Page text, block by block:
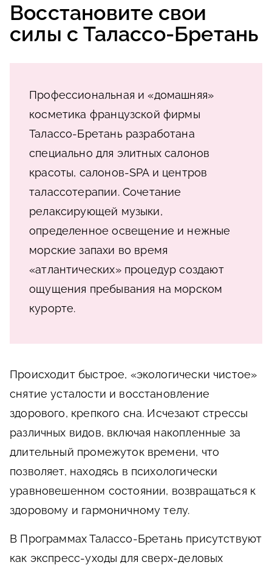
Восстановите свои
силы с Талассо-Бретань
Профессиональная и «домашняя»
косметика французской фирмы
Талассо-Бретань разработана
специально для элитных салонов
красоты, салонов-SPA и центров
талассотерапии. Сочетание
релаксирующей музыки,
определенное освещение и нежные
морские запахи во время
«атлантических» процедур создают
ощущения пребывания на морском
курорте.
Происходит быстрое, «экологически чистое»
снятие усталости и восстановление
здорового, крепкого сна. Исчезают стрессы
различных видов, включая накопленные за
длительный промежуток времени, что
позволяет, находясь в психологически
уравновешенном состоянии, возвращаться к
здоровому и гармоничному телу.
В Программах Талассо-Бретань присутствуют
как экспресс-уходы для сверх-деловых